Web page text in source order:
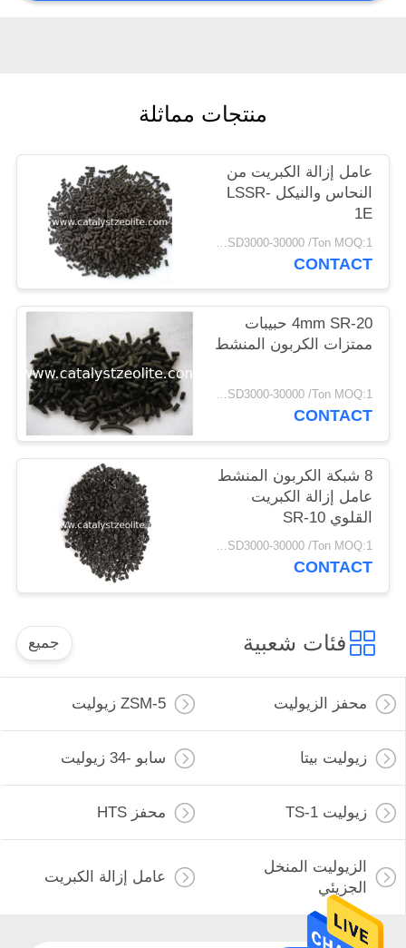
POLICY
منتجات مماثلة
عامل إزالة الكبريت من
النحاس والنيكل LSSR-
1E
USD3000-30000 /Ton MOQ:1 كغم
CONTACT
4mm SR-20 حبيبات
ممتزات الكربون المنشط
USD3000-30000 /Ton MOQ:1 كغم
CONTACT
8 شبكة الكربون المنشط
عامل إزالة الكبريت
القلوي SR-10
USD3000-30000 /Ton MOQ:1 كغم
CONTACT
فئات شعبية جميع
محفز الزيوليت ZSM-5 زيوليت
زيوليت بيتا سابو -34 زيوليت
زيوليت TS-1 محفز HTS
الزيوليت المنخل
الجزيئي
عامل إزالة الكبريت